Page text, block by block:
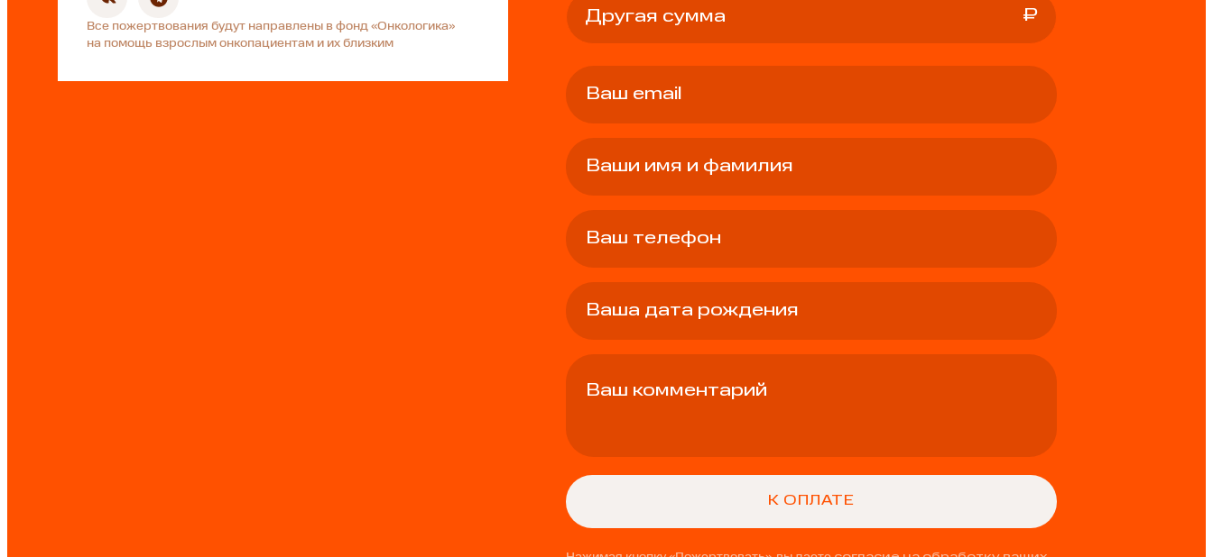
Все пожертвования будут направлены в фонд «Онкологика»
на помощь взрослым онкопациентам и их близким
₽